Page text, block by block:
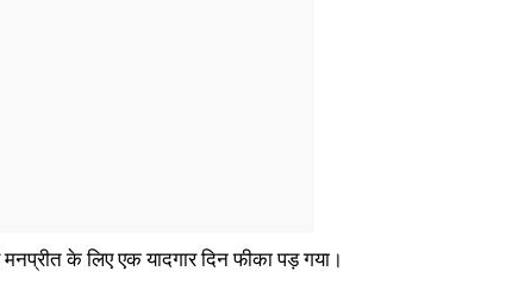
के लिए एक यादगार दिन फीका पड़ गया।